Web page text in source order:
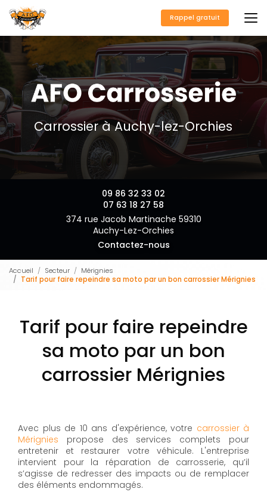
au
contenu
principal
Rappel gratuit
Carrossier à Auchy-lez-Orchies
09 86 32 33 02
07 63 18 27 58
374 rue Jacob Martinache 59310
Auchy-Lez-Orchies
Contactez-nous
Accueil Secteur
Mérignies
Tarif pour faire repeindre sa moto par un bon carrossier Mérignies
Tarif pour faire repeindre
sa moto par un bon
carrossier Mérignies
Avec plus de 10 ans d'expérience, votre carrossier à
Mérignies propose des services complets pour
entretenir et restaurer votre véhicule. L'entreprise
intervient pour la réparation de carrosserie, qu’il
s’agisse de redresser des impacts ou de remplacer
des éléments endommagés.